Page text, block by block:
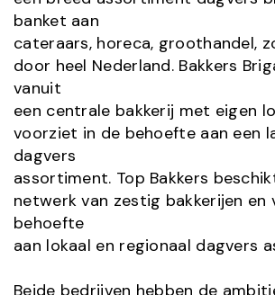
banket aan
cateraars, horeca, groothandel,
door heel Nederland. Bakkers
vanuit
een centrale bakkerij met eigen
voorziet in de behoefte aan een
dagvers
assortiment. Top Bakkers
netwerk van zestig bakkerijen en
behoefte
aan lokaal en regionaal dagvers
Beide bedrijven hebben de